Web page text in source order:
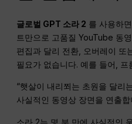
글로벌 GPT 소라 2 를 사용하
트만으로 고품질 YouTube 동
편집과 달리 전환, 오버레이 또
필요가 없습니다. 예를 들어, 프
“햇살이 내리쬐는 초원을 달리
사실적인 동영상 장면을 연출합
소라 2는 몇 분 만에 사실적인